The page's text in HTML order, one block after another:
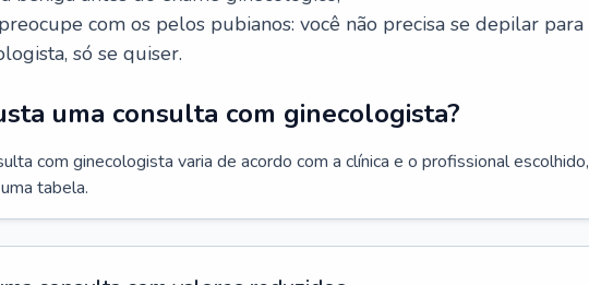
com os pelos pubianos: você não precisa se depilar para
só se quiser.
uma consulta com ginecologista?
com ginecologista varia de acordo com a clínica e o profissional escolhido,
tabela.